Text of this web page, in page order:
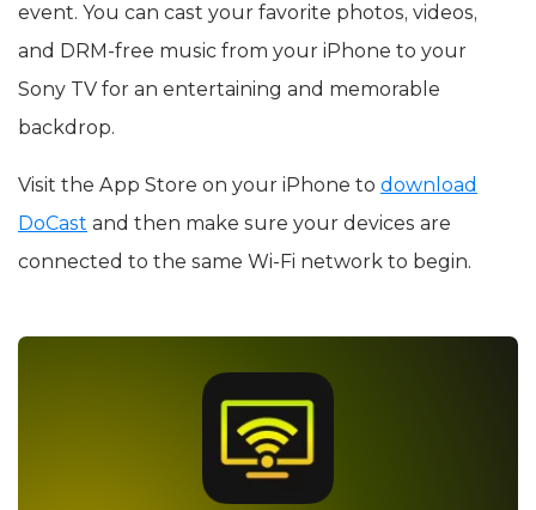
event. You can cast your favorite photos, videos,
and DRM-free music from your iPhone to your
Sony TV for an entertaining and memorable
backdrop.
Visit the App Store on your iPhone to download
DoCast and then make sure your devices are
connected to the same Wi-Fi network to begin.